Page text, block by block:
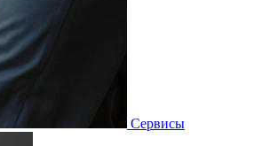
Сервисы